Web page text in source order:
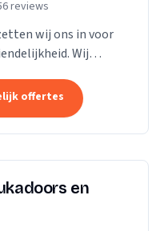
reviews
wij ons in voor
Wij
Onze...
offertes
en